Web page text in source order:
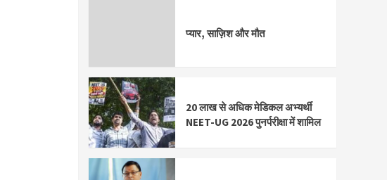
प्यार, साज़िश और मौत
20 लाख से अधिक मेडिकल अभ्यर्थी
NEET-UG 2026 पुनर्परीक्षा में शामिल